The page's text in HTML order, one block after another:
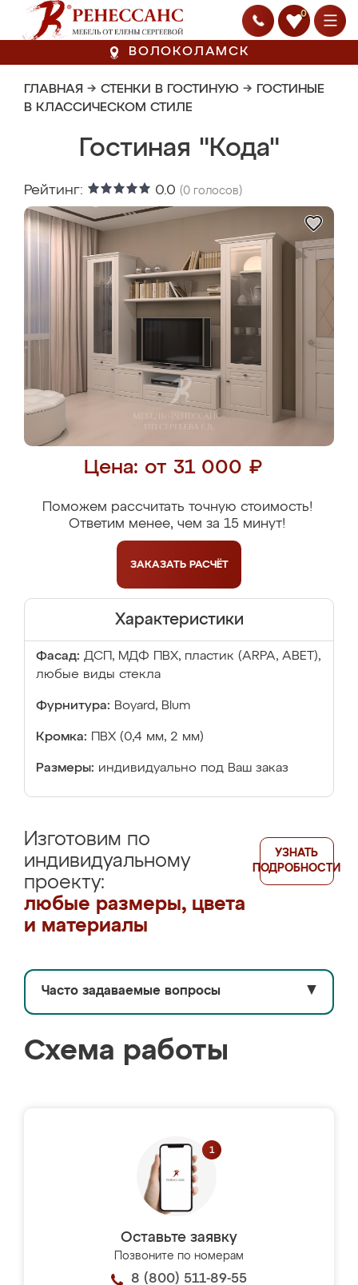
0
ВОЛОКОЛАМСК
ГЛАВНАЯ → СТЕНКИ В ГОСТИНУЮ → ГОСТИНЫЕ
В КЛАССИЧЕСКОМ СТИЛЕ
Гостиная "Кода"
Рейтинг: 0.0 (0 голосов)
Цена: от 31 000 ₽
Поможем рассчитать точную стоимость!
Ответим менее, чем за 15 минут!
ЗАКАЗАТЬ РАСЧЁТ
Характеристики
Фасад: ДСП, МДФ ПВХ, пластик (ARPA, ABET),
любые виды стекла
Фурнитура: Boyard, Blum
Кромка: ПВХ (0,4 мм, 2 мм)
Размеры: индивидуально под Ваш заказ
Изготовим по
индивидуальному
проекту:
любые размеры, цвета
и материалы
УЗНАТЬ
ПОДРОБНОСТИ
Часто задаваемые вопросы ▼
Схема работы
Оставьте заявку
Позвоните по номерам
8 (800) 511-89-55